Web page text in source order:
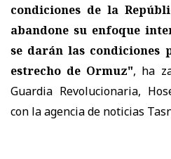
condiciones de la
abandone su enfoque
se darán las
estrecho de Ormuz", ha
Guardia Revolucionaria,
con la agencia de noticias